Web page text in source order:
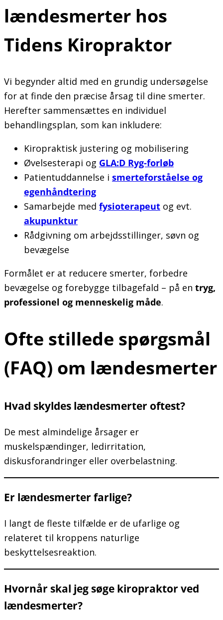
lændesmerter hos
Tidens Kiropraktor
Vi begynder altid med en grundig undersøgelse
for at finde den præcise årsag til dine smerter.
Herefter sammensættes en individuel
behandlingsplan, som kan inkludere:
Kiropraktisk justering og mobilisering
Øvelsesterapi og GLA:D Ryg-forløb
Patientuddannelse i smerteforståelse og
egenhåndtering
Samarbejde med fysioterapeut og evt.
akupunktur
Rådgivning om arbejdsstillinger, søvn og
bevægelse
Formålet er at reducere smerter, forbedre
bevægelse og forebygge tilbagefald – på en tryg,
professionel og menneskelig måde.
Ofte stillede spørgsmål
(FAQ) om lændesmerter
Hvad skyldes lændesmerter oftest?
De mest almindelige årsager er
muskelspændinger, ledirritation,
diskusforandringer eller overbelastning.
Er lændesmerter farlige?
I langt de fleste tilfælde er de ufarlige og
relateret til kroppens naturlige
beskyttelsesreaktion.
Hvornår skal jeg søge kiropraktor ved
lændesmerter?